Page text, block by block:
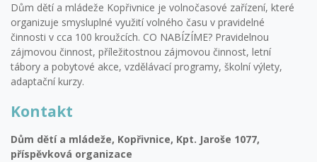
Dům dětí a mládeže Kopřivnice je volnočasové zařízení, které
organizuje smysluplné využití volného času v pravidelné
činnosti v cca 100 kroužcích. CO NABÍZÍME? Pravidelnou
zájmovou činnost, příležitostnou zájmovou činnost, letní
tábory a pobytové akce, vzdělávací programy, školní výlety,
adaptační kurzy.
Kontakt
Dům dětí a mládeže, Kopřivnice, Kpt. Jaroše 1077,
příspěvková organizace